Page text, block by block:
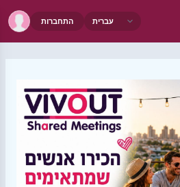
התחברות